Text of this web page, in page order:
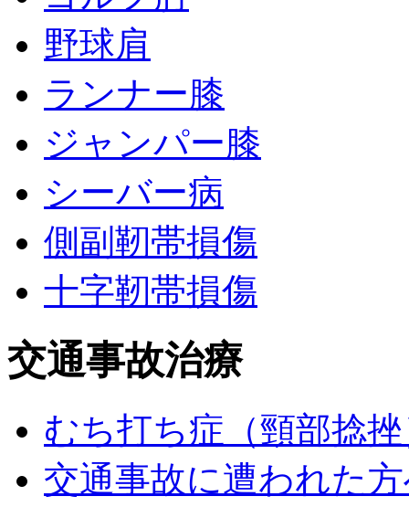
野球肩
ランナー膝
ジャンパー膝
シーバー病
側副靭帯損傷
十字靭帯損傷
交通事故治療
むち打ち症（頸部捻
交通事故に遭われた